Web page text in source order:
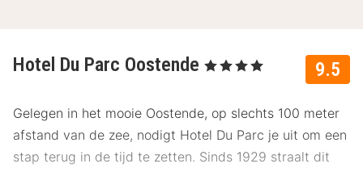
9.5
Hotel Du Parc Oostende , 4 Sterren
Gelegen in het mooie Oostende, op slechts 100 meter
afstand van de zee, nodigt Hotel Du Parc je uit om een
stap terug in de tijd te zetten. Sinds 1929 straalt dit